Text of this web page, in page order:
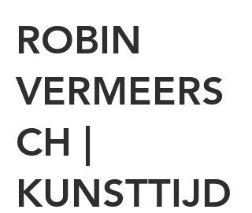
ROBIN
VERMEERS
CH |
KUNSTTIJD